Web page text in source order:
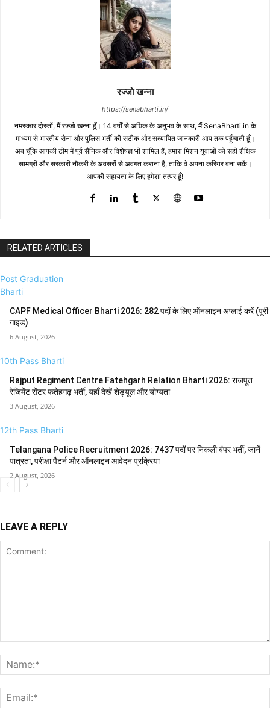
रज्जो खन्ना
https://senabharti.in/
नमस्कार दोस्तों, मैं रज्जो खन्ना हूँ। 14 वर्षों से अधिक के अनुभव के साथ, मैं SenaBharti.in के
माध्यम से भारतीय सेना और पुलिस भर्ती की सटीक और सत्यापित जानकारी आप तक पहुँचाती हूँ।
अब चूँकि आपकी टीम में पूर्व सैनिक और विशेषज्ञ भी शामिल हैं, हमारा मिशन युवाओं को सही शैक्षिक
सामग्री और सरकारी नौकरी के अवसरों से अवगत कराना है, ताकि वे अपना करियर बना सकें।
आपकी सहायता के लिए हमेशा तत्पर हूँ!
RELATED ARTICLES
Post Graduation
Bharti
CAPF Medical Officer Bharti 2026: 282 पदों के लिए ऑनलाइन अप्लाई करें (पूरी
गाइड)
6 August, 2026
10th Pass Bharti
Rajput Regiment Centre Fatehgarh Relation Bharti 2026: राजपूत
रेजिमेंट सेंटर फतेहगढ़ भर्ती, यहाँ देखें शेड्यूल और योग्यता
3 August, 2026
12th Pass Bharti
Telangana Police Recruitment 2026: 7437 पदों पर निकली बंपर भर्ती, जानें
पात्रता, परीक्षा पैटर्न और ऑनलाइन आवेदन प्रक्रिया
2 August, 2026
LEAVE A REPLY